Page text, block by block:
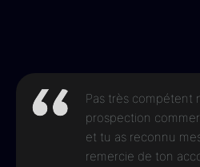
Pas très compétent
prospection
et tu as reconnu
remercie de ton